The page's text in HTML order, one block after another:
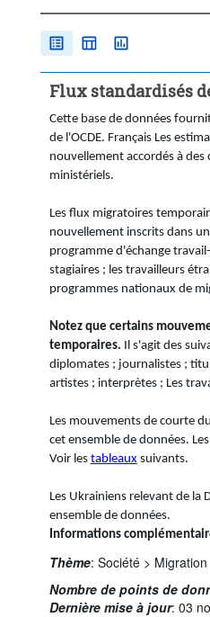
Flux standardisés
Cette base de données
de l'OCDE. Français Les
nouvellement accordés à
ministériels.
Les flux migratoires
nouvellement inscrits dans
programme d'échange
stagiaires ; les travailleurs
programmes nationaux de
Notez que certains
temporaires. Il s'agit des
diplomates ; journalistes ;
artistes ; interprètes ; Les
Les mouvements de courte
cet ensemble de données.
Voir les tableaux suivants.
Les Ukrainiens relevant de la
ensemble de données.
Informations
Thème: Société > Migration
Nombre de points de
Dernière mise à jour: 03